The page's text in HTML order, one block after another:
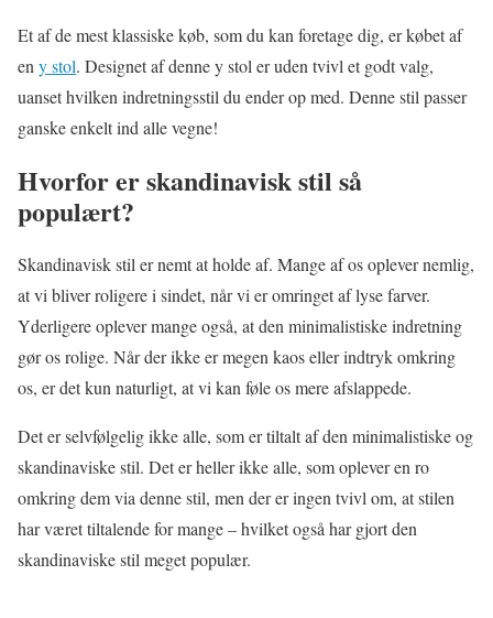
Et af de mest klassiske køb, som du kan foretage dig, er købet af
eny stol. Designet af denne y stol er uden tvivl et godt valg,
uanset hvilken indretningsstil du ender op med. Denne stil passer
ganske enkelt ind alle vegne!
Hvorfor er skandinavisk stil så
populært?
Skandinavisk stil er nemt at holde af. Mange af os oplever nemlig,
at vi bliver roligere i sindet, når vi er omringet af lyse farver.
Yderligere oplever mange også, at den minimalistiske indretning
gør os rolige. Når der ikke er megen kaos eller indtryk omkring
os, er det kun naturligt, at vi kan føle os mere afslappede.
Det er selvfølgelig ikke alle, som er tiltalt af den minimalistiske og
skandinaviske stil. Det er heller ikke alle, som oplever en ro
omkring dem via denne stil, men der er ingen tvivl om, at stilen
har været tiltalende for mange – hvilket også har gjort den
skandinaviske stil meget populær.